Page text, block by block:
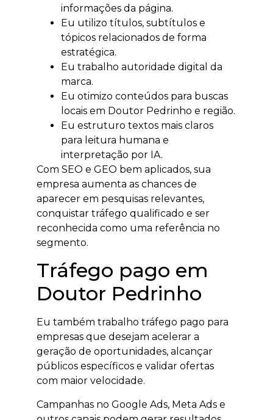
informações da página.
Eu utilizo títulos, subtítulos e
tópicos relacionados de forma
estratégica.
Eu trabalho autoridade digital da
marca.
Eu otimizo conteúdos para buscas
locais em Doutor Pedrinho e região.
Eu estruturo textos mais claros
para leitura humana e
interpretação por IA.
Com SEO e GEO bem aplicados, sua
empresa aumenta as chances de
aparecer em pesquisas relevantes,
conquistar tráfego qualificado e ser
reconhecida como uma referência no
segmento.
Tráfego pago em
Doutor Pedrinho
Eu também trabalho tráfego pago para
empresas que desejam acelerar a
geração de oportunidades, alcançar
públicos específicos e validar ofertas
com maior velocidade.
Campanhas no Google Ads, Meta Ads e